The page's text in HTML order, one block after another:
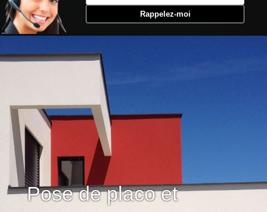
Pose de placo et